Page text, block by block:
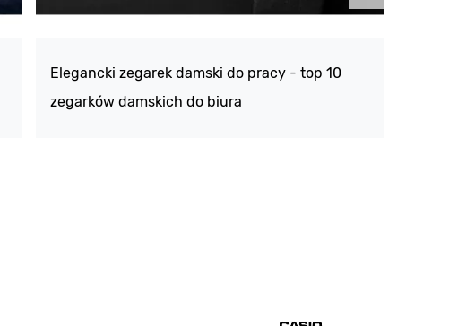
Elegancki zegarek damski do pracy - top 10
zegarków damskich do biura